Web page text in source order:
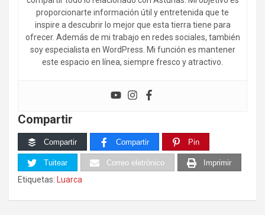
proporcionarte información útil y entretenida que te
inspire a descubrir lo mejor que esta tierra tiene para
ofrecer. Además de mi trabajo en redes sociales, también
soy especialista en WordPress. Mi función es mantener
este espacio en línea, siempre fresco y atractivo.
Compartir
Compartir Compartir Pin
Tuitear Correo eletrónico Imprimir
Etiquetas: Luarca